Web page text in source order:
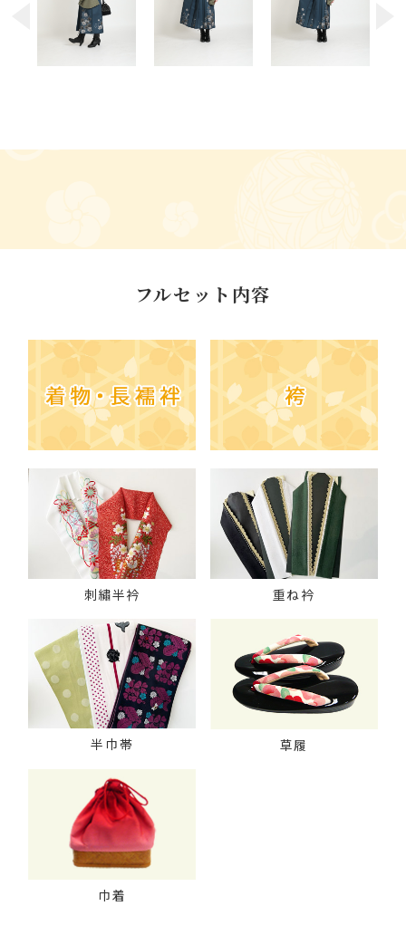
フルセット内容
刺繡半衿 重ね衿
半巾帯 草履
巾着